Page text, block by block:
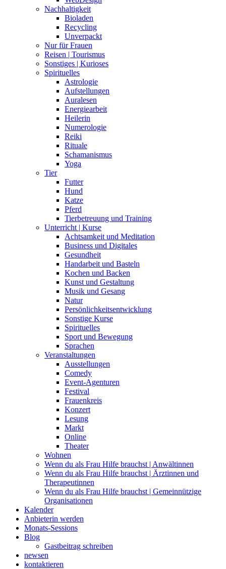
Nachhaltigkeit
Bioladen
Recycling
Unverpackt
Nur für Frauen
Reisen | Tourismus
Sonstiges | Kurioses
Spirituelles
Astrologie
Aufstellungen
Auralesen
Energiearbeit
Heilerin
Numerologie
Reiki
Rituale
Schamanismus
Yoga
Tier
Futter
Hund
Katze
Pferd
Tierbetreuung und Training
Unterricht | Kurse
Achtsamkeit und Meditation
Business und Digitales
Gesundheit
Handarbeit und Basteln
Kochen und Backen
Kunst und Gestaltung
Musik und Gesang
Natur
Persönlichkeitsentwicklung
Sonstige Kurse
Spirituelles
Sport und Bewegung
Sprachen
Veranstaltungen
Ausstellungen
Comedy
Event-Agenturen
Festival
Frauenkreis
Konzert
Lesung
Markt
Online
Theater
Wohnen
Wenn du als Frau Hilfe brauchst | Anwältinnen
Wenn du als Frau Hilfe brauchst | Ärztinnen und
Therapeutinnen
Wenn du als Frau Hilfe brauchst | Gemeinnützige
Organisationen
Kalender
Anbieterin werden
Monats-Sessions
Blog
Gastbeitrag schreiben
newsen
kontaktieren